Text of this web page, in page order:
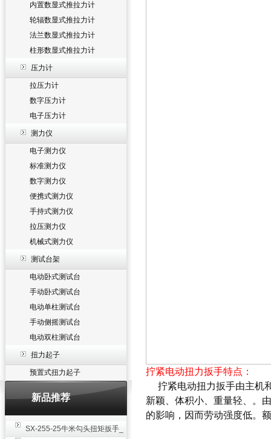
内置数显式推拉力计
轮辐数显式推拉力计
法兰数显式推拉力计
柱形数显式推拉力计
压力计
拉压力计
数字压力计
电子压力计
测力仪
电子测力仪
标准测力仪
数字测力仪
便携式测力仪
手持式测力仪
拉压测力仪
机械式测力仪
测试台架
电动卧式测试台
手动卧式测试台
电动单柱测试台
手动侧摇测试台
电动双柱测试台
扭力起子
预置式扭力起子
新品推荐
SX-255-25牛米勾头扭矩扳手_
拧紧电动扭力扳手特点：
拧紧电动扭力扳手由主机
新颖、体积小、重量轻、。
的影响，因而劳动强度低。